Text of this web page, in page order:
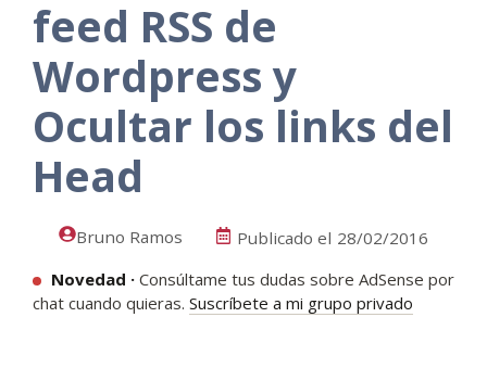
feed RSS de
Wordpress y
Ocultar los links del
Head
Bruno Ramos Publicado el 28/02/2016
Novedad · Consúltame tus dudas sobre AdSense por
chat cuando quieras. Suscríbete a mi grupo privado